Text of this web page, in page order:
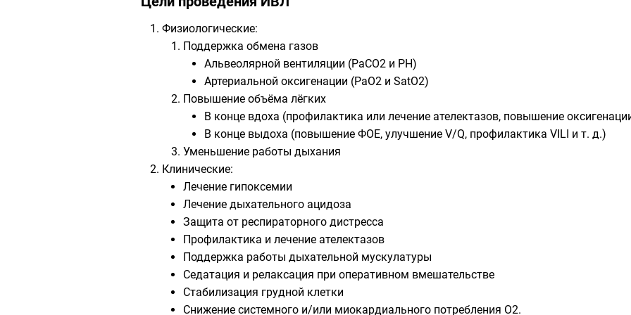
Физиологические:
Поддержка обмена газов
Альвеолярной вентиляции (РаСО2 и РН)
Артериальной оксигенации (PaO2 и SatO2)
Повышение объёма лёгких
В конце вдоха (профилактика или лечение ателектазов, повышение
В конце выдоха (повышение ФОЕ, улучшение V/Q, профилактика VILI и т. д.)
Уменьшение работы дыхания
Клинические:
Лечение гипоксемии
Лечение дыхательного ацидоза
Защита от респираторного дистресса
Профилактика и лечение ателектазов
Поддержка работы дыхательной мускулатуры
Седатация и релаксация при оперативном вмешательстве
Стабилизация грудной клетки
Снижение системного и/или миокардиального потребления О2.